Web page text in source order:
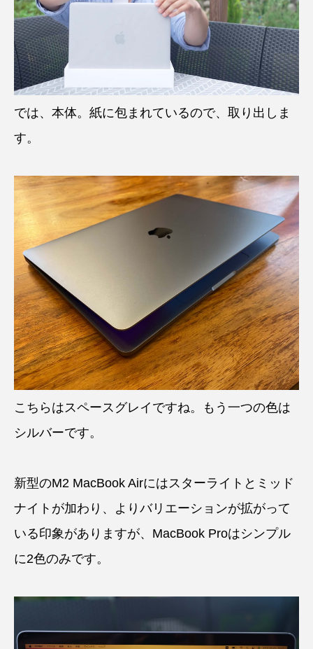
では、本体。紙に包まれているので、取り出しま
す。
こちらはスペースグレイですね。もう一つの色は
シルバーです。
新型のM2 MacBook Airにはスターライトとミッド
ナイトが加わり、よりバリエーションが拡がって
いる印象がありますが、MacBook Proはシンプル
に2色のみです。